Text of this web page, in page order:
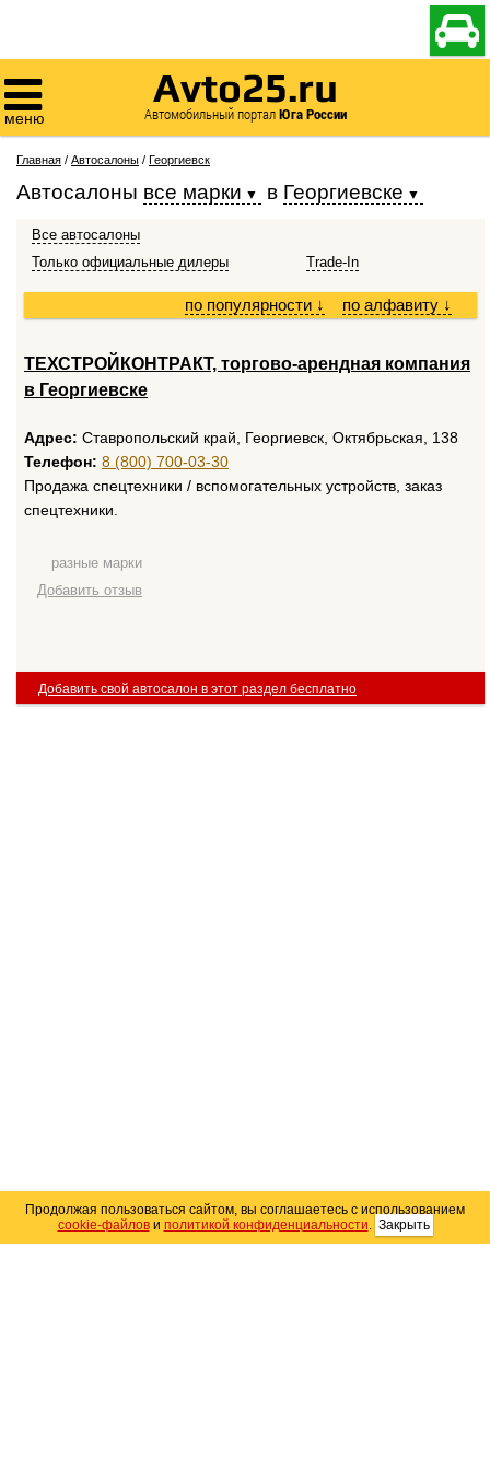


меню
Avto25.ru
Автомобильный порталЮга России
Главная / Автосалоны / Георгиевск
Автосалоны все марки в Георгиевске
Все автосалоны
Только официальные дилеры
Trade-In
по алфавиту ↓
по популярности ↓
ТЕХСТРОЙКОНТРАКТ, торгово-арендная компания
в Георгиевске
Адрес: Ставропольский край, Георгиевск, Октябрьская, 138
Телефон: 8 (800) 700-03-30
Продажа спецтехники / вспомогательных устройств, заказ
спецтехники.
разные марки
Добавить отзыв
Добавить свой автосалон в этот раздел бесплатно
Продолжая пользоваться сайтом, вы соглашаетесь с использованием
cookie-файлови политикой конфиденциальности. Закрыть